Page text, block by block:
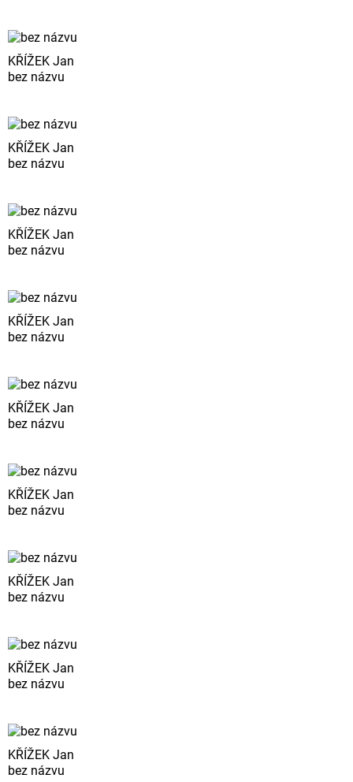
KŘÍŽEK Jan
bez názvu
KŘÍŽEK Jan
bez názvu
KŘÍŽEK Jan
bez názvu
KŘÍŽEK Jan
bez názvu
KŘÍŽEK Jan
bez názvu
KŘÍŽEK Jan
bez názvu
KŘÍŽEK Jan
bez názvu
KŘÍŽEK Jan
bez názvu
KŘÍŽEK Jan
bez názvu